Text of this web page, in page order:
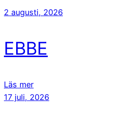
2 augusti, 2026
EBBE
Läs mer
17 juli, 2026